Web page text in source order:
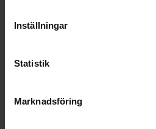
Inställningar
Statistik
Marknadsföring
maj (1)
mars (4)
2023